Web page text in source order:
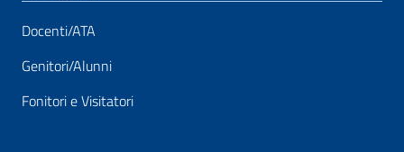
Docenti/ATA
Genitori/Alunni
Fonitori e Visitatori